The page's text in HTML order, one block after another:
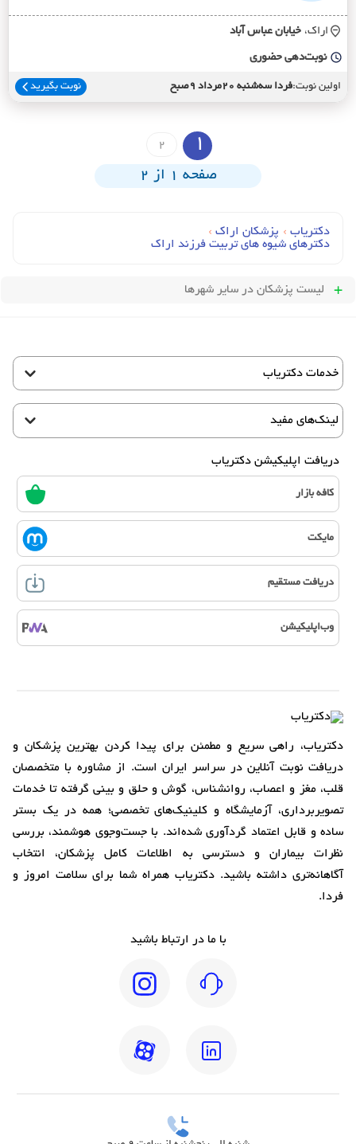
اراک، خيابان عباس آباد
نوبت‌دهی حضوری
اولین نوبت:فردا سه‌شنبه 20مرداد 9صبح نوبت بگیرید
1
2
صفحه 1 از 2
دکتریاب › پزشکان اراک ›
دکترهای شیوه های تربیت فرزند اراک
لیست پزشکان در سایر شهرها
خدمات دکتریاب
لینک‌های مفید
دریافت اپلیکیشن دکتریاب
کافه بازار
مایکت
دریافت مستقیم
وب‌اپلیکیشن
دکتریاب، راهی سریع و مطمئن برای پیدا کردن بهترین پزشکان و
دریافت نوبت آنلاین در سراسر ایران است. از مشاوره با متخصصان
قلب، مغز و اعصاب، روانشناس، گوش و حلق و بینی گرفته تا خدمات
تصویربرداری، آزمایشگاه و کلینیک‌های تخصصی؛ همه در یک بستر
ساده و قابل اعتماد گردآوری شده‌اند. با جست‌وجوی هوشمند، بررسی
نظرات بیماران و دسترسی به اطلاعات کامل پزشکان، انتخاب
آگاهانه‌تری داشته باشید. دکتریاب همراه شما برای سلامت امروز و
فردا.
با ما در ارتباط باشید